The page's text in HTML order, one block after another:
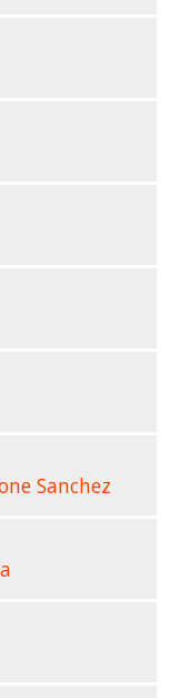
Sanchez